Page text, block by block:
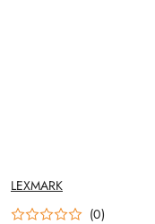
NAZWA
PRODUCENTA:
LEXMARK
(0)